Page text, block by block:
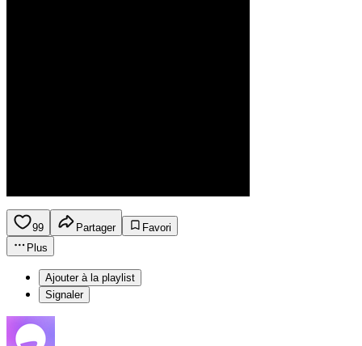
99 Partager
Favori
Plus
Ajouter à la playlist
Signaler